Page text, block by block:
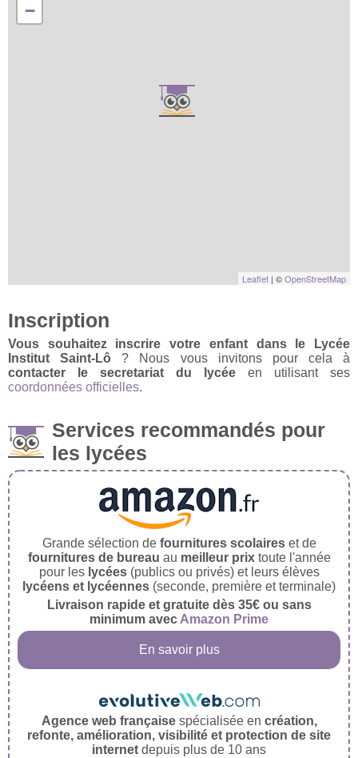
−
Leaflet | ©OpenStreetMap
Inscription
Vous souhaitez inscrire votre enfant dans le Lycée
Institut Saint-Lô ? Nous vous invitons pour cela à
contacter le secretariat du lycée en utilisant ses
coordonnées officielles.
Services recommandés pour
les lycées
Grande sélection de fournitures scolaireset de
fournitures de bureau au meilleur prixtoute l'année
pour les lycées(publics ou privés) et leurs élèves
lycéens et lycéennes (seconde, première et terminale)
Livraison rapide et gratuite dès 35€ ou sans
minimum avec Amazon Prime
En savoir plus
Agence web françaisespécialisée en création,
refonte, amélioration, visibilité et protection de site
internet depuis plus de 10 ans